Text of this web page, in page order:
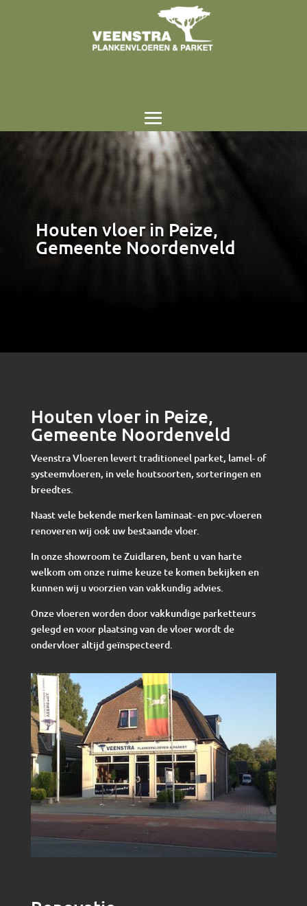
Houten vloer in Peize,
Gemeente Noordenveld
Houten vloer in Peize,
Gemeente Noordenveld
Veenstra Vloeren levert traditioneel parket, lamel- of
systeemvloeren, in vele houtsoorten, sorteringen en
breedtes.
Naast vele bekende merken laminaat- en pvc-vloeren
renoveren wij ook uw bestaande vloer.
In onze showroom te Zuidlaren, bent u van harte
welkom om onze ruime keuze te komen bekijken en
kunnen wij u voorzien van vakkundig advies.
Onze vloeren worden door vakkundige parketteurs
gelegd en voor plaatsing van de vloer wordt de
ondervloer altijd geïnspecteerd.